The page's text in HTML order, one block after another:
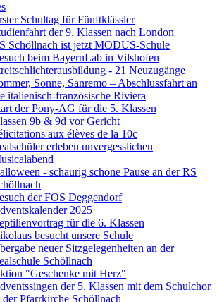
Schultag für Fünftklässler
der 9. Klassen nach London
Schöllnach ist jetzt MODUS-Schule
beim BayernLab in Vilshofen
- 21 Neuzugänge
Sonne, Sanremo – Abschlussfahrt an
italienisch-französische Riviera
der Pony-AG für die 5. Klassen
9b & 9d vor Gericht
aux élèves de la 10c
erleben unvergesslichen
- schaurig schöne Pause an der RS
der FOS Deggendorf
2025
für die 6. Klassen
besucht unsere Schule
neuer Sitzgelegenheiten an der
Schöllnach
"Geschenke mit Herz"
der 5. Klassen mit dem Schulchor
der Pfarrkirche Schöllnach